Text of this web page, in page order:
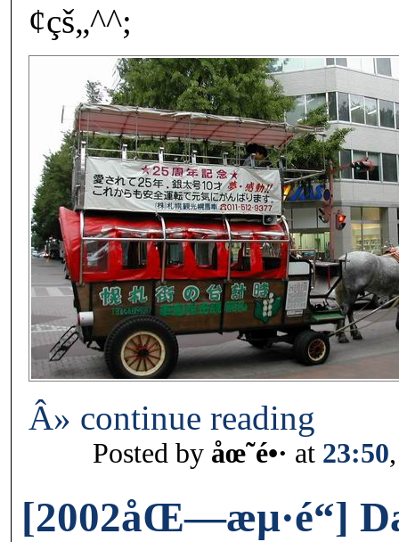
¢çš„^^;
Â» continue reading
Posted by åœ˜é•· at 23:50
[2002åŒ—æµ·é“]